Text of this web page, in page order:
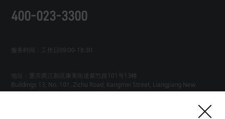
400-023-3300
服务时间：工作日09:00-18:30
地址：重庆两江新区康美街道紫竹路101号13幢
Buildings 13, No. 101, Zizhu Road, Kangmei Street, Liangjiang New